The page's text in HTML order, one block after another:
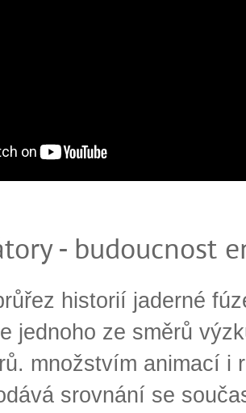
- budoucnost
historií jaderné
jednoho ze směrů
množstvím animací i
srovnání se